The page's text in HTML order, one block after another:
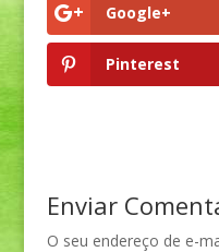
Google+
Pinterest
Enviar
O seu endereço de e-